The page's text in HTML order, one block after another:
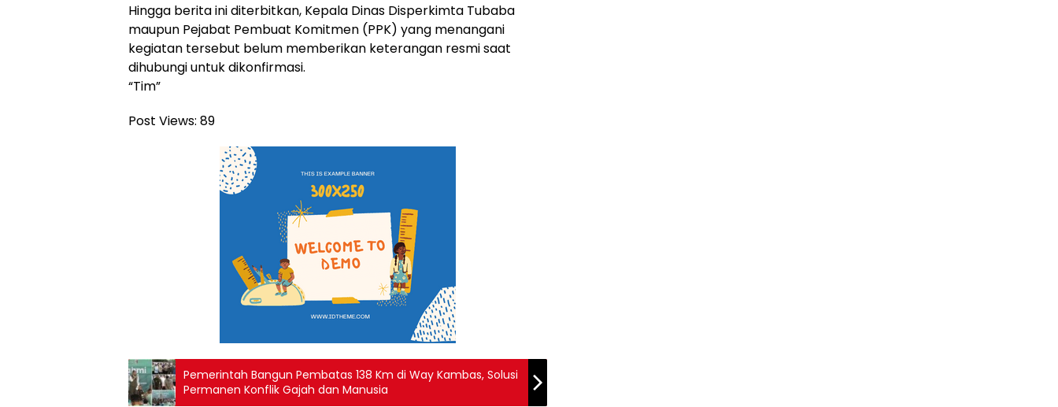
Hingga berita ini diterbitkan, Kepala Dinas Disperkimta Tubaba
maupun Pejabat Pembuat Komitmen (PPK) yang menangani
kegiatan tersebut belum memberikan keterangan resmi saat
dihubungi untuk dikonfirmasi.
“Tim”
Post Views: 89
Pemerintah Bangun Pembatas 138 Km di Way Kambas, Solusi
Permanen Konflik Gajah dan Manusia